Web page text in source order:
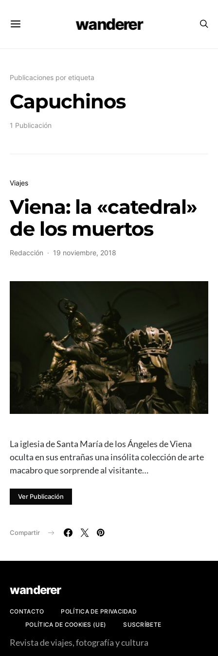
wanderer
Publicaciones por etiqueta
Capuchinos
1 Publicación
Viajes
Viena: la «catedral»
de los muertos
Redacción 19 noviembre, 2018
La iglesia de Santa María de los Ángeles de Viena
oculta en sus entrañas una insólita colección de arte
macabro que sorprende al visitante…
Ver Publicación
Compartir
wanderer
CONTACTO
POLÍTICA DE PRIVACIDAD
POLÍTICA DE COOKIES (UE)
SUSCRÍBETE
Revista de viajes, fotografía y cultura